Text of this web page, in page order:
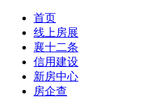
首页
线上房展
襄十二条
信用建设
新房中心
房企查